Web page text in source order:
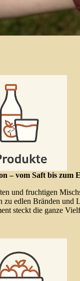
– vom Saft bis zum
und fruchtigen
zu edlen Bränden
steckt die ganze